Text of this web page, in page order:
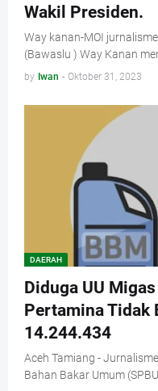
Wakil Presiden.
Way kanan-MOI
(Bawaslu ) Way Kanan
by Iwan - Oktober 31, 2023
DAERAH
Diduga UU
Pertamina Tidak
14.244.434
Aceh Tamiang -
Bahan Bakar Umum